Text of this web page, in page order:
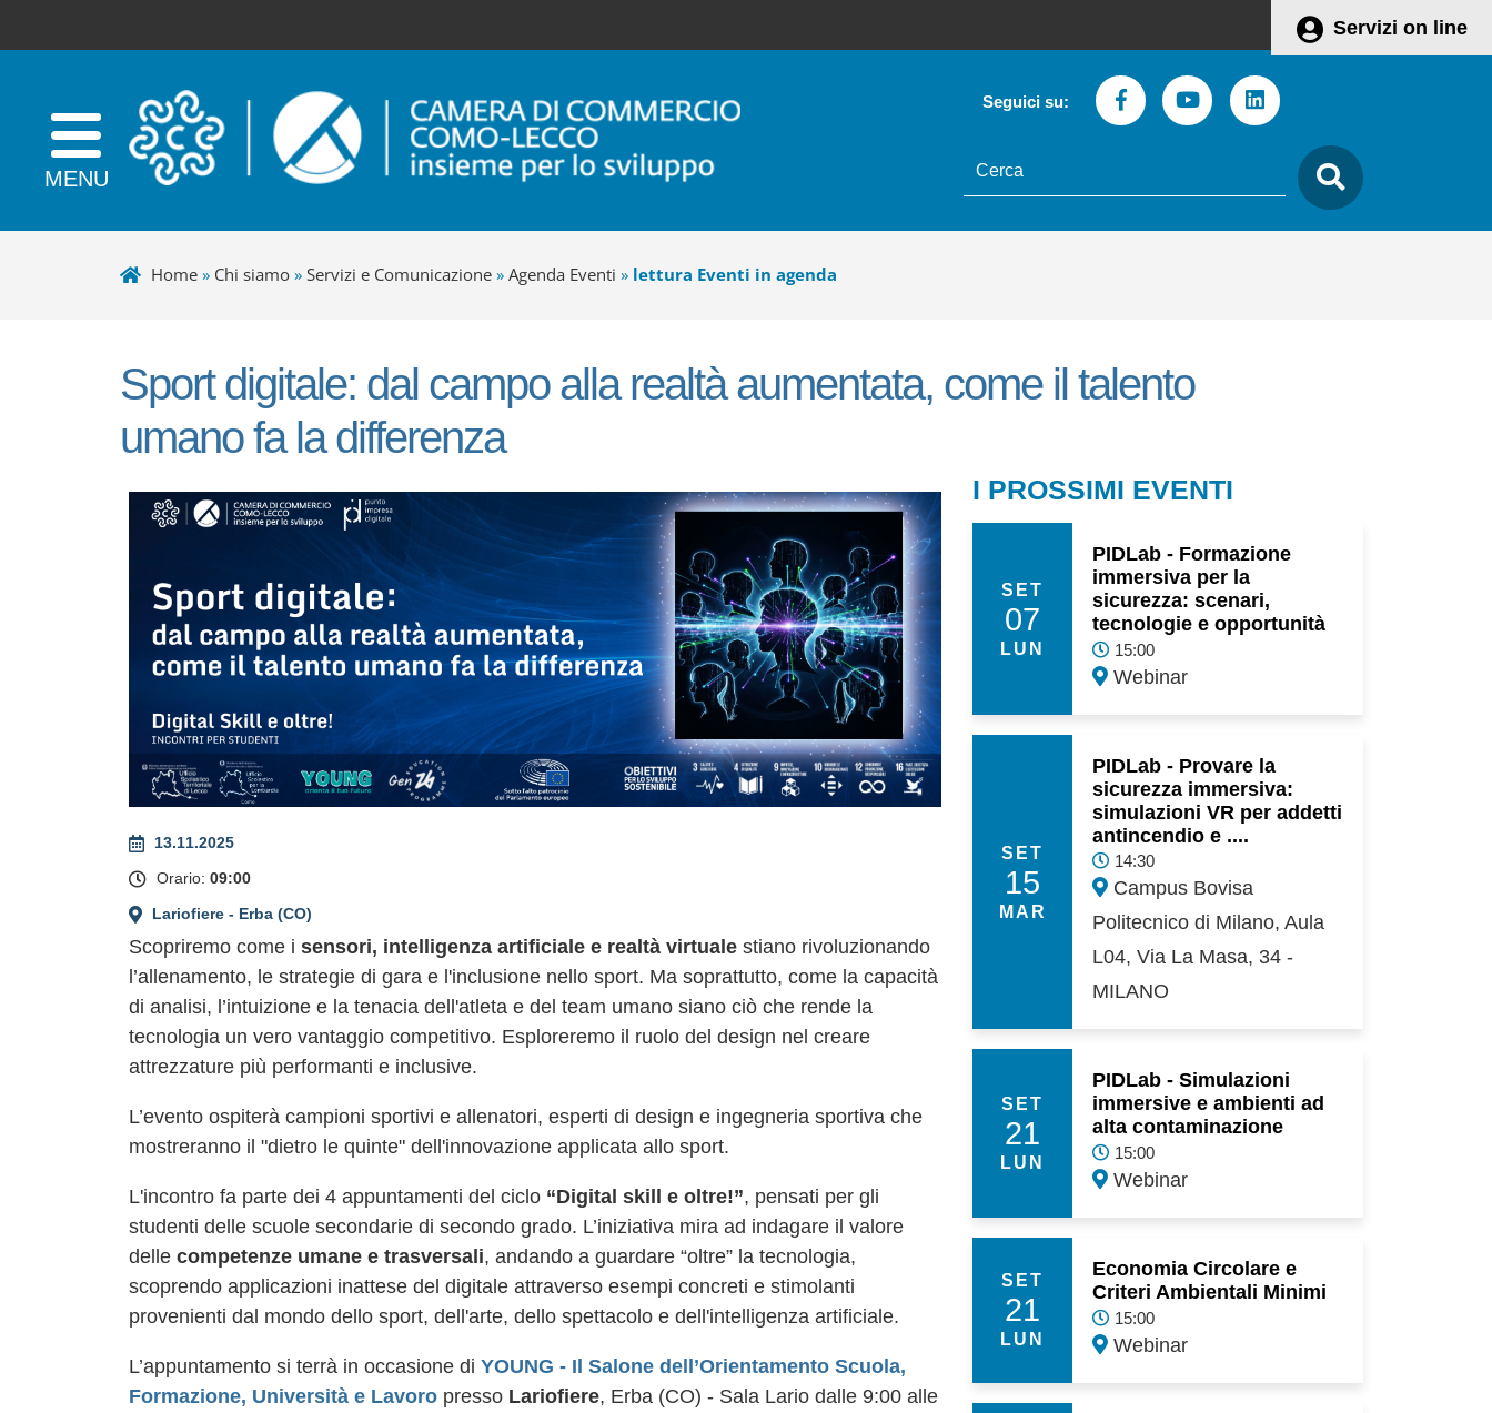
Servizi on line
Seguici su: FacebookYoutubeLinkedin
testo
da
cercare
Home» Chi siamo» Servizi e Comunicazione» Agenda Eventi » lettura Eventi in agenda
Sport digitale: dal campo alla realtà aumentata, come il talento
umano fa la differenza
+
13.11.2025
Orario: 09:00
Lariofiere - Erba (CO)
Scopriremo come i sensori, intelligenza artificiale e realtà virtuale stiano rivoluzionando
l’allenamento, le strategie di gara e l'inclusione nello sport. Ma soprattutto, come la capacità
di analisi, l’intuizione e la tenacia dell'atleta e del team umano siano ciò che rende la
tecnologia un vero vantaggio competitivo. Esploreremo il ruolo del design nel creare
attrezzature più performanti e inclusive.
L’evento ospiterà campioni sportivi e allenatori, esperti di design e ingegneria sportiva che
mostreranno il "dietro le quinte" dell'innovazione applicata allo sport.
L'incontro fa parte dei 4 appuntamenti del ciclo “Digital skill e oltre!”, pensati per gli
studenti delle scuole secondarie di secondo grado. L’iniziativa mira ad indagare il valore
delle competenze umane e trasversali, andando a guardare “oltre” la tecnologia,
scoprendo applicazioni inattese del digitale attraverso esempi concreti e stimolanti
provenienti dal mondo dello sport, dell'arte, dello spettacolo e dell'intelligenza artificiale.
L’appuntamento si terrà in occasione di YOUNG - Il Salone dell’Orientamento Scuola,
Formazione, Università e Lavoro presso Lariofiere, Erba (CO) - Sala Lario dalle 9:00 alle
I PROSSIMI EVENTI
SET
07
LUN
PIDLab - Formazione
immersiva per la
sicurezza: scenari,
tecnologie e opportunità
15:00
Webinar
SET
15
MAR
PIDLab - Provare la
sicurezza immersiva:
simulazioni VR per addetti
antincendio e ....
14:30
Campus Bovisa
Politecnico di Milano, Aula
L04, Via La Masa, 34 -
MILANO
SET
21
LUN
PIDLab - Simulazioni
immersive e ambienti ad
alta contaminazione
15:00
Webinar
SET
21
LUN
Economia Circolare e
Criteri Ambientali Minimi
15:00
Webinar